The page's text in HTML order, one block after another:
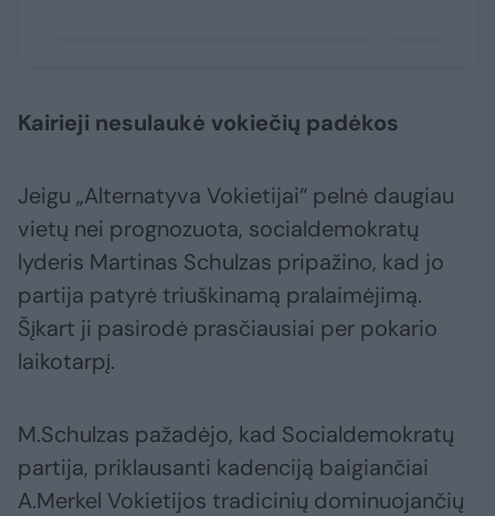
Kairieji nesulaukė vokiečių padėkos
Jeigu „Alternatyva Vokietijai“ pelnė daugiau
vietų nei prognozuota, socialdemokratų
lyderis Martinas Schulzas pripažino, kad jo
partija patyrė triuškinamą pralaimėjimą.
Šįkart ji pasirodė prasčiausiai per pokario
laikotarpį.
M.Schulzas pažadėjo, kad Socialdemokratų
partija, priklausanti kadenciją baigiančiai
A.Merkel Vokietijos tradicinių dominuojančių